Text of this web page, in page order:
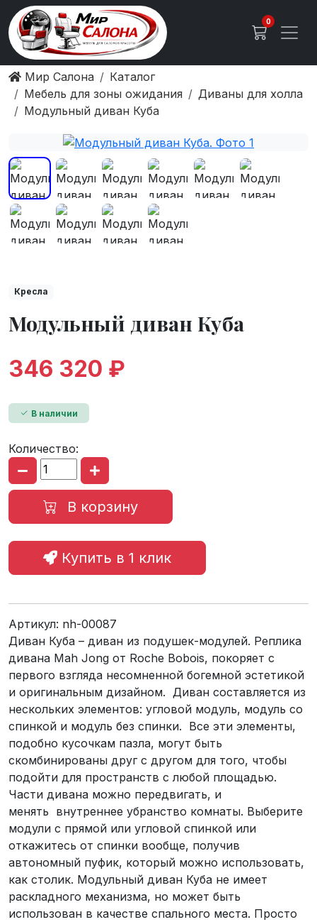
0
Мир Салона
Каталог
Мебель для зоны ожидания
Диваны для холла
Модульный диван Куба
Кресла
Модульный диван Куба
346 320 ₽
В наличии
Количество:
В корзину
Купить в 1 клик
Артикул: nh-00087
Диван Куба – диван из подушек-модулей. Реплика
дивана Mah Jong от Roche Bobois, покоряет с
первого взгляда несомненной богемной эстетикой
и оригинальным дизайном. Диван составляется из
нескольких элементов: угловой модуль, модуль со
спинкой и модуль без спинки. Все эти элементы,
подобно кусочкам пазла, могут быть
скомбинированы друг с другом для того, чтобы
подойти для пространств с любой площадью.
Части дивана можно передвигать, и
менять внутреннее убранство комнаты. Выберите
модули с прямой или угловой спинкой или
откажитесь от спинки вообще, получив
автономный пуфик, который можно использовать,
как столик. Модульный диван Куба не имеет
раскладного механизма, но может быть
использован в качестве спального места. Просто